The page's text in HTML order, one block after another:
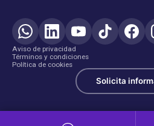
Aviso de privacidad
Términos y condiciones
Política de cookies
Solicita